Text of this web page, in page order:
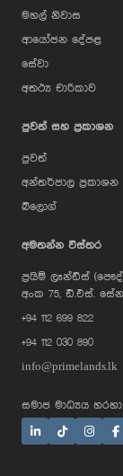
මහල් නිවාස
ආයෝජන දේපළ
සේවා
අතථ්‍ය චාරිකාව
පුවත් සහ ප්‍රකාශන
පුවත්
අන්තර්ජාල ප්‍රකාශන
බ්ලොග්
අමතන්න විස්තර
ප්‍රයිම් ලෑන්ඩ්ස්
අංක 75, ඩී.එස්.
+94 112 699 822
+94 112 030 890
info@primelands.lk
සමාජ මාධ්‍යය